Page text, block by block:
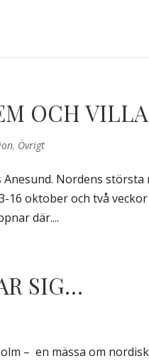
OCH VILLA
, Övrigt
Nordens största
16 oktober och två
där....
SIG…
– en mässa om